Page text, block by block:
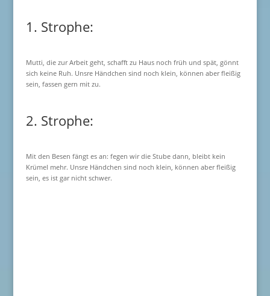
1. Strophe:
Mutti, die zur Arbeit geht, schafft zu Haus noch früh und spät, gönnt
sich keine Ruh. Unsre Händchen sind noch klein, können aber fleißig
sein, fassen gern mit zu.
2. Strophe:
Mit den Besen fängt es an: fegen wir die Stube dann, bleibt kein
Krümel mehr. Unsre Händchen sind noch klein, können aber fleißig
sein, es ist gar nicht schwer.